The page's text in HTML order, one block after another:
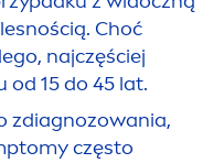
Choć
najczęściej
15 do 45 lat.
zdiagnozowania,
często